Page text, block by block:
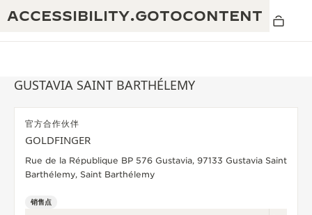
ACCESSIBILITY.GOTOCONTENT
积家REVERSO 1931 CAFÉ
190余年
非凡创意：430多项专利
匠心巧思：1400多款机芯
GUSTAVIA SAINT BARTHÉLEMY
官方合作伙伴
GOLDFINGER
Rue de la République BP 576 Gustavia, 97133 Gustavia Saint
Barthélemy, Saint Barthélemy
销售点